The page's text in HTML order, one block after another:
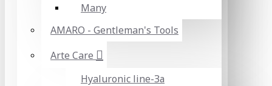
Many
AMARO - Gentleman's Tools
Arte Care
Hyaluronic line-За